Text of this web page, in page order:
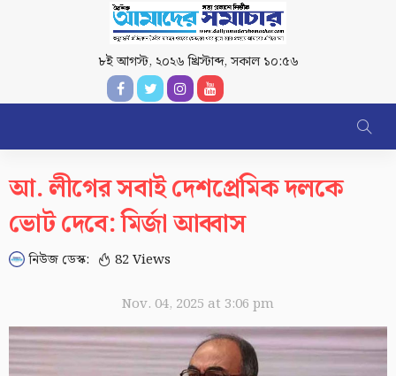
৮ই আগস্ট, ২০২৬ খ্রিস্টাব্দ,সকাল ১০:৫৬
আ. লীগের সবাই দেশপ্রেমিক দলকে
ভোট দেবে: মির্জা আব্বাস
নিউজ ডেস্ক: 82 Views
Nov. 04, 2025 at 3:06 pm